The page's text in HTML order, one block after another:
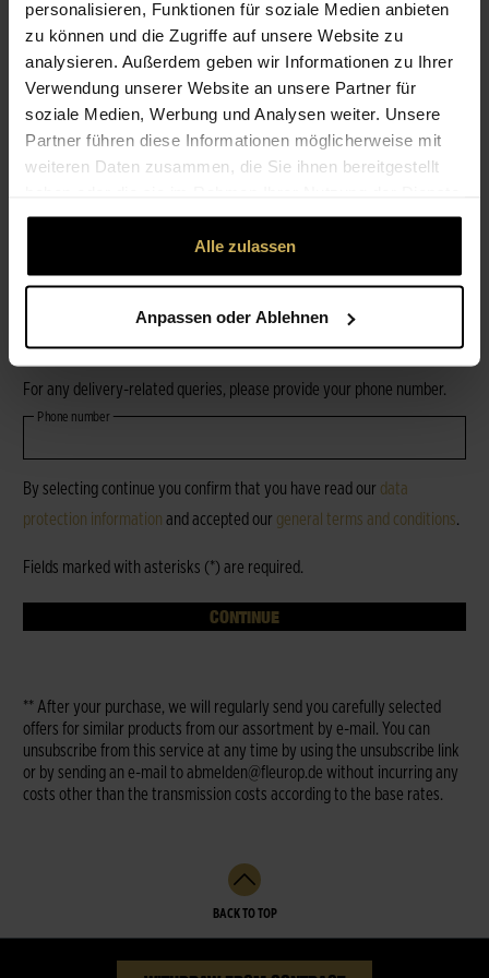
personalisieren, Funktionen für soziale Medien anbieten
zu können und die Zugriffe auf unsere Website zu
analysieren. Außerdem geben wir Informationen zu Ihrer
Verwendung unserer Website an unsere Partner für
soziale Medien, Werbung und Analysen weiter. Unsere
Partner führen diese Informationen möglicherweise mit
weiteren Daten zusammen, die Sie ihnen bereitgestellt
gesammelt haben.
Alle zulassen
Anpassen oder Ablehnen
Passwords must have a minimum length of 8 characters.
Street* house number*
For any delivery-related queries, please provide your phone number.
Phone number
By selecting continue you confirm that you have read our data
protection information and accepted our general terms and conditions.
Fields marked with asterisks (*) are required.
CONTINUE
** After your purchase, we will regularly send you carefully selected
offers for similar products from our assortment by e-mail. You can
unsubscribe from this service at any time by using the unsubscribe link
or by sending an e-mail to abmelden@fleurop.de without incurring any
costs other than the transmission costs according to the base rates.
BACK TO TOP